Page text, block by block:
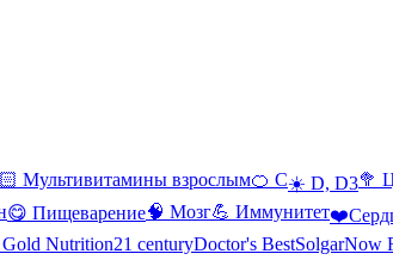
Мультивитамины взрослым🍊 С☀️ D, D3🥦
😋 Пищеварение🧠 Мозг💪 Иммунитет
Nutrition21 centuryDoctor's BestSolgarNow